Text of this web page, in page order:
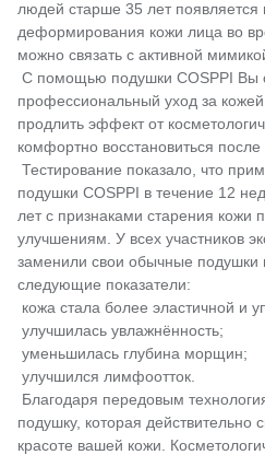
людей старше 35 лет появляется
деформирования кожи лица во
можно связать с активной
С помощью подушки COSPPI Вы
профессиональный уход за
продлить эффект от
комфортно восстановиться после
Тестирование показало, что
подушки COSPPI в течение 12
лет с признаками старения кожи
улучшениям. У всех участников
заменили свои обычные подушки
следующие показатели:
кожа стала более эластичной и
улучшилась увлажнённость;
уменьшилась глубина морщин;
улучшился лимфоотток.
Благодаря передовым
подушку, которая действительно
красоте вашей кожи.